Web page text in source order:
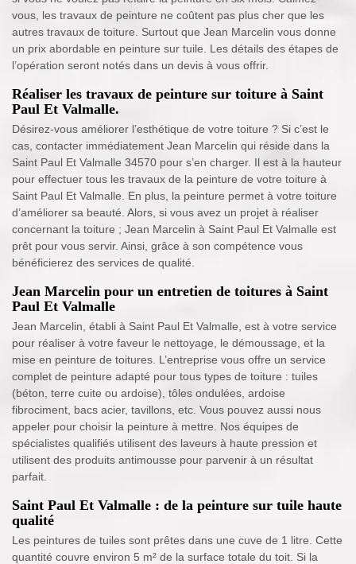
vous, les travaux de peinture ne coûtent pas plus cher que les
autres travaux de toiture. Surtout que Jean Marcelin vous donne
un prix abordable en peinture sur tuile. Les détails des étapes de
l’opération seront notés dans un devis à vous offrir.
Réaliser les travaux de peinture sur toiture à Saint
Paul Et Valmalle.
Désirez-vous améliorer l’esthétique de votre toiture ? Si c’est le
cas, contacter immédiatement Jean Marcelin qui réside dans la
Saint Paul Et Valmalle 34570 pour s’en charger. Il est à la hauteur
pour effectuer tous les travaux de la peinture de votre toiture à
Saint Paul Et Valmalle. En plus, la peinture permet à votre toiture
d’améliorer sa beauté. Alors, si vous avez un projet à réaliser
concernant la toiture ; Jean Marcelin à Saint Paul Et Valmalle est
prêt pour vous servir. Ainsi, grâce à son compétence vous
bénéficierez des services de qualité.
Jean Marcelin pour un entretien de toitures à Saint
Paul Et Valmalle
Jean Marcelin, établi à Saint Paul Et Valmalle, est à votre service
pour réaliser à votre faveur le nettoyage, le démoussage, et la
mise en peinture de toitures. L’entreprise vous offre un service
complet de peinture adapté pour tous types de toiture : tuiles
(béton, terre cuite ou ardoise), tôles ondulées, ardoise
fibrociment, bacs acier, tavillons, etc. Vous pouvez aussi nous
appeler pour choisir la peinture à mettre. Nos équipes de
spécialistes qualifiés utilisent des laveurs à haute pression et
utilisent des produits antimousse pour parvenir à un résultat
parfait.
Saint Paul Et Valmalle : de la peinture sur tuile haute
qualité
Les peintures de tuiles sont prêtes dans une cuve de 1 litre. Cette
quantité couvre environ 5 m² de la surface totale du toit. Si la